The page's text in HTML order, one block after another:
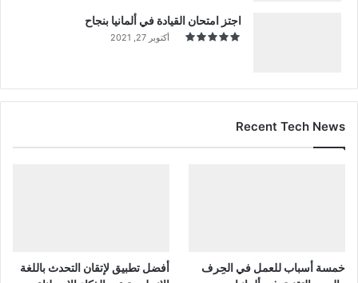
اجتز امتحان القيادة في ألمانيا بنجاح
أكتوبر 27, 2021
Recent Tech News
خمسة أسباب للعمل في الحِرف
أفضل تطبيق لإتقان التحدث باللغة